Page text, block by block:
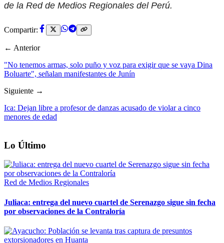
de la Red de Medios Regionales del Perú.
Compartir:
← Anterior
"No tenemos armas, solo puño y voz para exigir que se vaya Dina
Boluarte", señalan manifestantes de Junín
Siguiente →
Ica: Dejan libre a profesor de danzas acusado de violar a cinco
menores de edad
Lo Último
Red de Medios Regionales
Juliaca: entrega del nuevo cuartel de Serenazgo sigue sin fecha
por observaciones de la Contraloría